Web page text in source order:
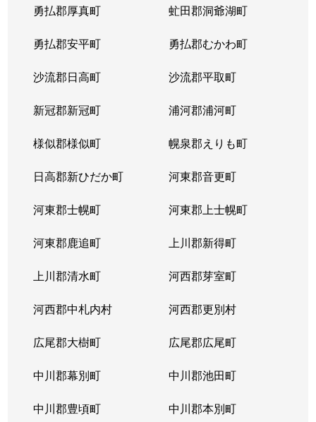
勇払郡厚真町 虻田郡洞爺湖町
勇払郡安平町 勇払郡むかわ町
沙流郡日高町 沙流郡平取町
新冠郡新冠町 浦河郡浦河町
様似郡様似町 幌泉郡えりも町
日高郡新ひだか町 河東郡音更町
河東郡士幌町 河東郡上士幌町
河東郡鹿追町 上川郡新得町
上川郡清水町 河西郡芽室町
河西郡中札内村 河西郡更別村
広尾郡大樹町 広尾郡広尾町
中川郡幕別町 中川郡池田町
中川郡豊頃町 中川郡本別町